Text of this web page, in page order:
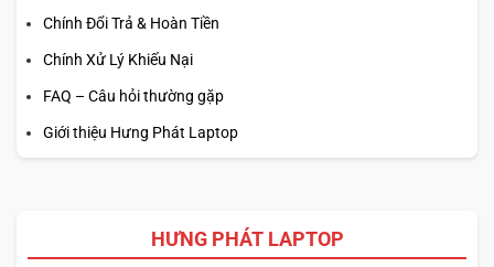
Chính Đổi Trả & Hoàn Tiền
Chính Xử Lý Khiếu Nại
FAQ – Câu hỏi thường gặp
Giới thiệu Hưng Phát Laptop
HƯNG PHÁT LAPTOP